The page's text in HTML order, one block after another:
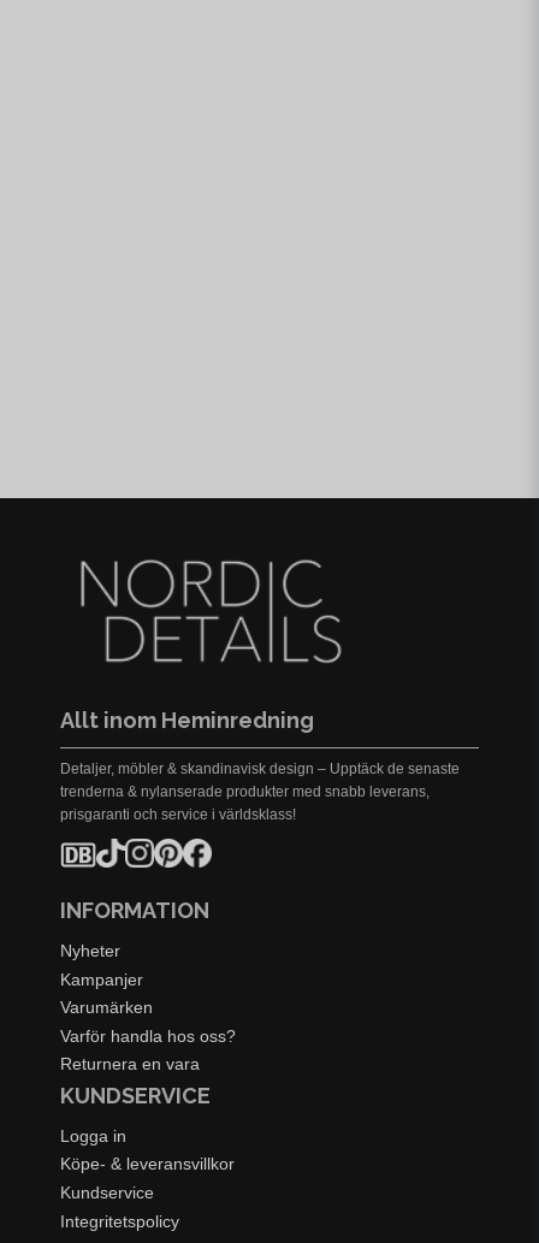
Allt inom Heminredning
Detaljer, möbler & skandinavisk design – Upptäck de senaste
trenderna & nylanserade produkter med snabb leverans,
prisgaranti och service i världsklass!
INFORMATION
Nyheter
Kampanjer
Varumärken
Varför handla hos oss?
Returnera en vara
KUNDSERVICE
Logga in
Köpe- & leveransvillkor
Kundservice
Integritetspolicy